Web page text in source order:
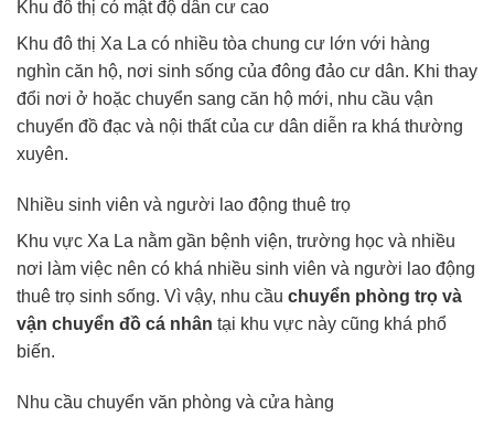
Khu đô thị có mật độ dân cư cao
Khu đô thị Xa La có nhiều tòa chung cư lớn với hàng
nghìn căn hộ, nơi sinh sống của đông đảo cư dân. Khi thay
đổi nơi ở hoặc chuyển sang căn hộ mới, nhu cầu vận
chuyển đồ đạc và nội thất của cư dân diễn ra khá thường
xuyên.
Nhiều sinh viên và người lao động thuê trọ
Khu vực Xa La nằm gần bệnh viện, trường học và nhiều
nơi làm việc nên có khá nhiều sinh viên và người lao động
thuê trọ sinh sống. Vì vậy, nhu cầu chuyển phòng trọ và
vận chuyển đồ cá nhân tại khu vực này cũng khá phổ
biến.
Nhu cầu chuyển văn phòng và cửa hàng